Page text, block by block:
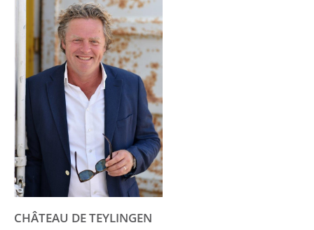
CHÂTEAU DE TEYLINGEN